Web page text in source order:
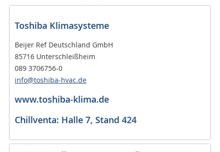
Toshiba Klimasysteme
Beijer Ref Deutschland GmbH
85716 Unterschleißheim
089 3706756-0
info@toshiba-hvac.de
www.toshiba-klima.de
Chillventa: Halle 7, Stand 424